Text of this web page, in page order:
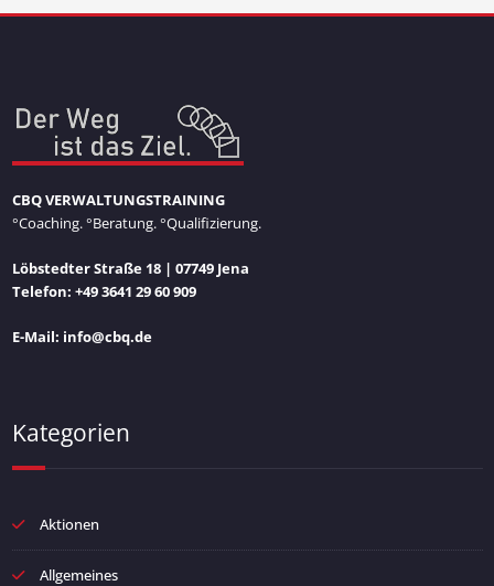
CBQ VERWALTUNGSTRAINING
°Coaching. °Beratung. °Qualifizierung.
Löbstedter Straße 18 | 07749 Jena
Telefon: +49 3641 29 60 909
E-Mail: info@cbq.de
Kategorien
Aktionen
Allgemeines